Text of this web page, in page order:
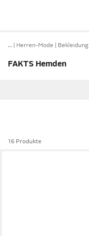
… Herren-Mode Bekleidung
FAKTS Hemden
16 Produkte